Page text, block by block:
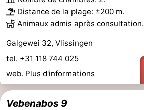
Distance de la plage: ±200 m.
Animaux admis après consultation.
Galgewei 32, Vlissingen
tel. +31 118 744 025
web. Plus d'informations
Vebenabos 9